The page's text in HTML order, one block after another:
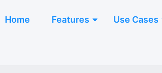
Home Features Use Cases